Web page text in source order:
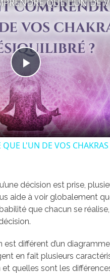
Play
Video
L'UN DE VOS CHAKRAS
décision est prise,
aide à voir globalement
que chacun se
est différent d’un
en fait plusieurs
quelles sont les